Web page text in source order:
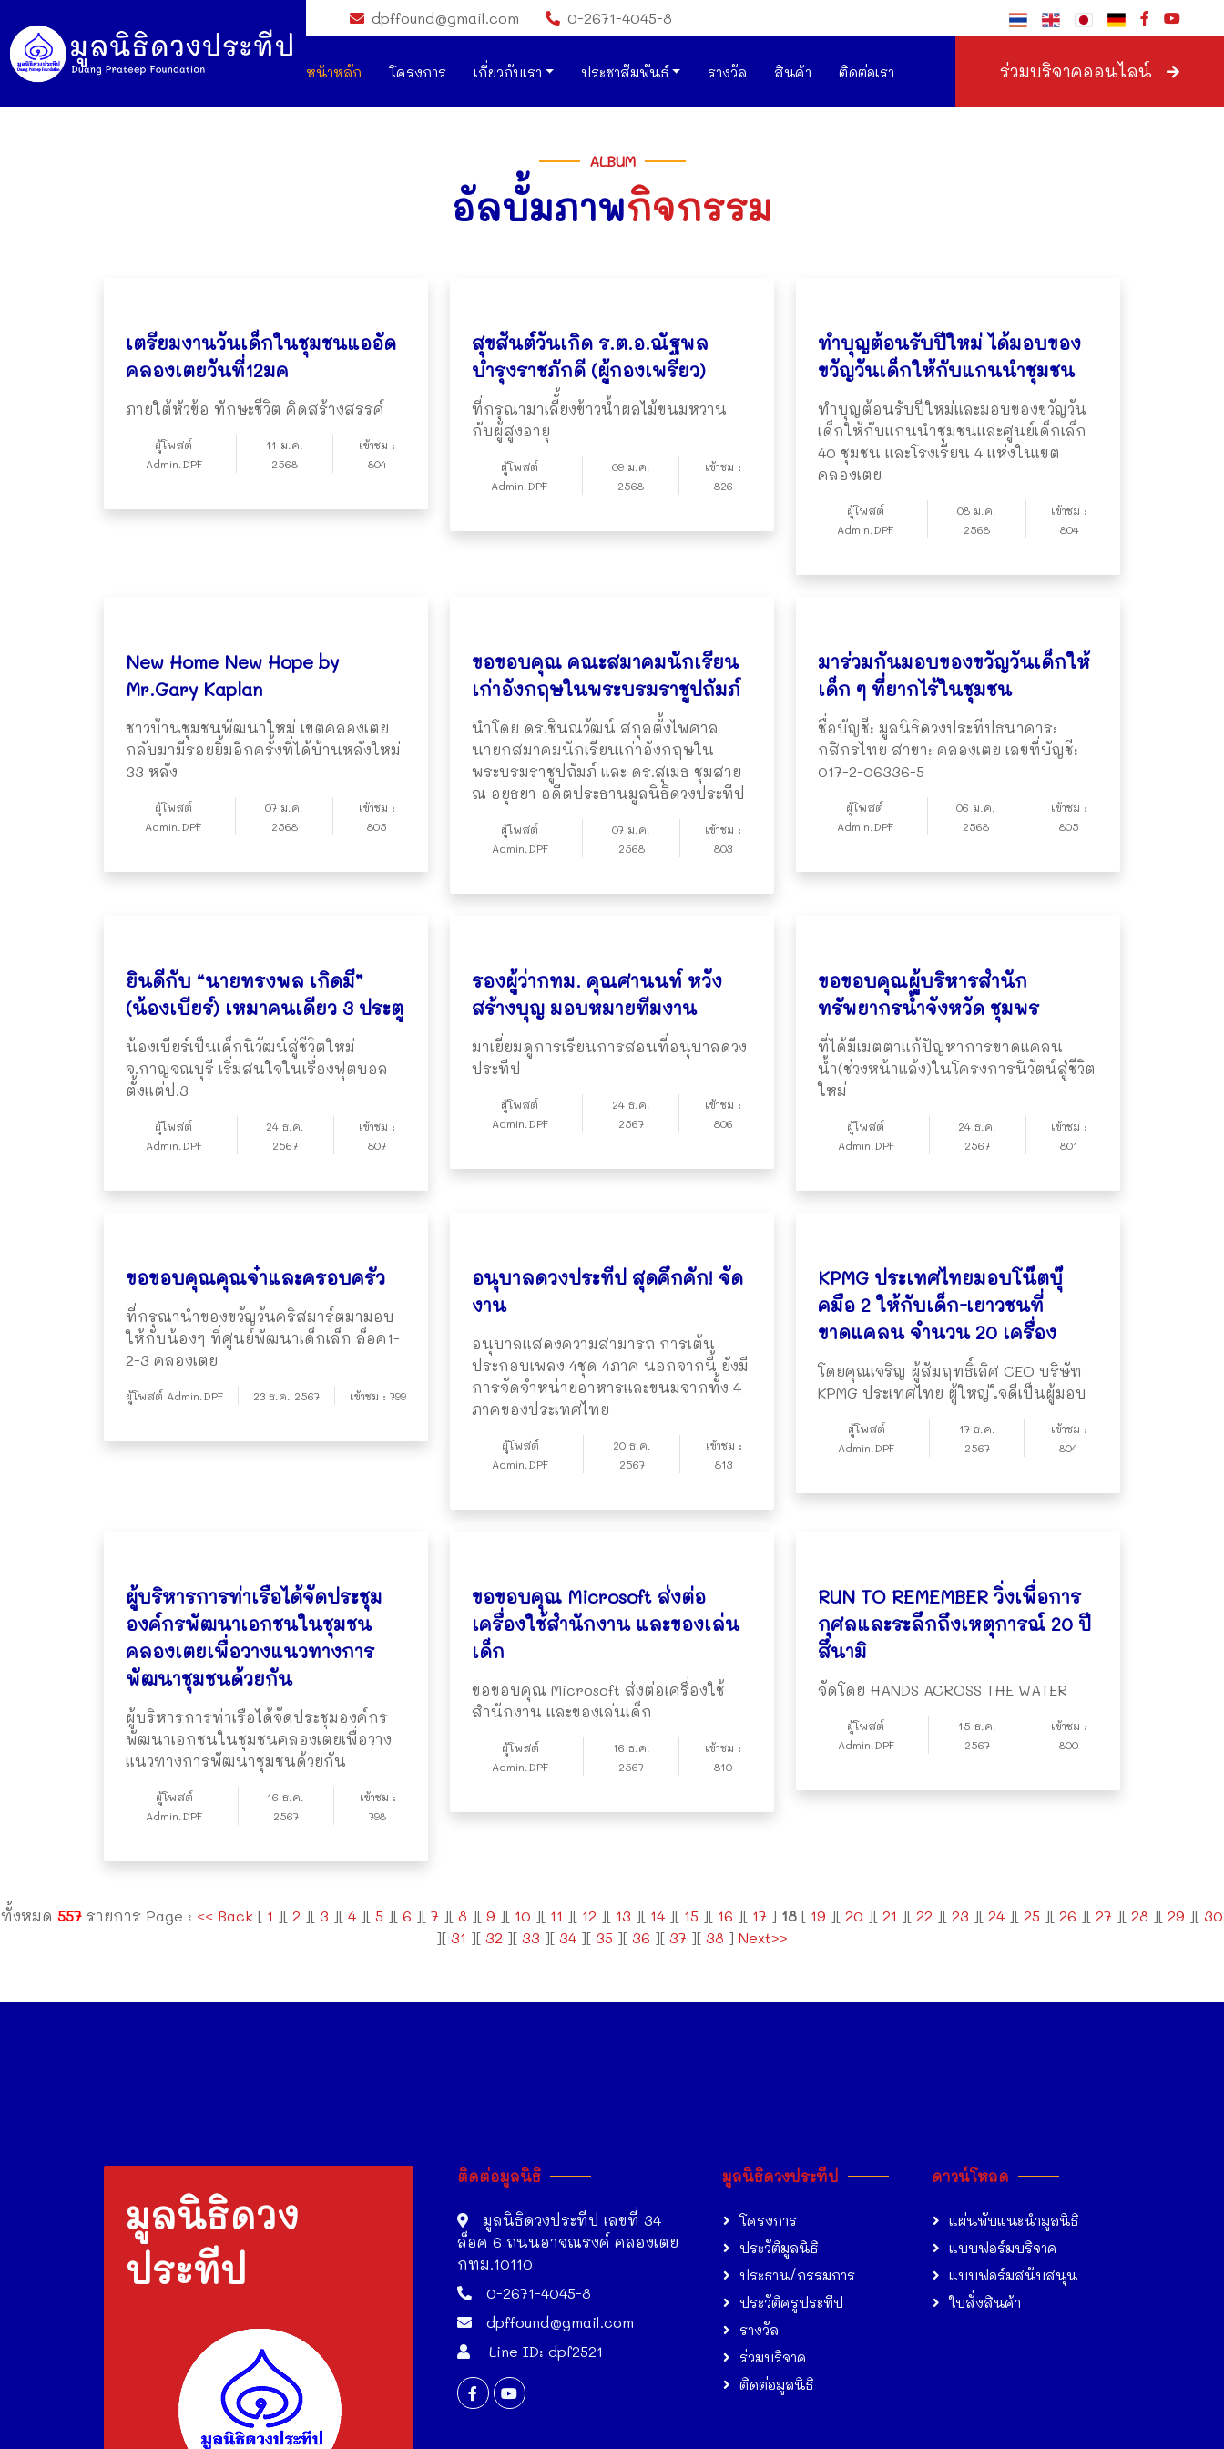
dpffound@gmail.com 0-2671-4045-8
หน้าหลัก โครงการ เกี่ยวกับเรา ประชาสัมพันธ์ รางวัล สินค้า ติดต่อเรา ร่วมบริจาคออนไลน์
ALBUM
อัลบั้มภาพกิจกรรม
เตรียมงานวันเด็กในชุมชนแออัด
คลองเตยวันที่12มค
ภายใต้หัวข้อ ทักษะชีวิต คิดสร้างสรรค์
ผู้โพสต์
Admin.DPF
11 ม.ค.
2568
เข้าชม :
804
สุขสันต์วันเกิด ร.ต.อ.ณัฐพล
บำรุงราชภักดี (ผู้กองเพรียว)
ที่กรุณามาเลีั้ยงข้าวน้ำผลไม้ขนมหวาน
กับผู้สูงอายุ
ผู้โพสต์
Admin.DPF
09 ม.ค.
2568
เข้าชม :
826
ทำบุญต้อนรับปีใหม่ ได้มอบของ
ขวัญวันเด็กให้กับแกนนำชุมชน
ทำบุญต้อนรับปีใหม่และมอบของขวัญวัน
เด็กให้กับแกนนำชุมชนและศูนย์เด็กเล็ก
40 ชุมชน และโรงเรียน 4 แห่งในเขต
คลองเตย
ผู้โพสต์
Admin.DPF
08 ม.ค.
2568
เข้าชม :
804
New Home New Hope by
Mr.Gary Kaplan
ชาวบ้านชุมชนพัฒนาใหม่ เขตคลองเตย
กลับมามีรอยยิ้มอีกครั้งที่ได้บ้านหลังใหม่
33 หลัง
ผู้โพสต์
Admin.DPF
07 ม.ค.
2568
เข้าชม :
805
ขอขอบคุณ คณะสมาคมนักเรียน
เก่าอังกฤษในพระบรมราชูปถัมภ์
นำโดย ดร.ชินณวัฒน์ สกุลตั้งไพศาล
นายกสมาคมนักเรียนเก่าอังกฤษใน
พระบรมราชูปถัมภ์ และ ดร.สุเมธ ชุมสาย
ณ อยุธยา อดีตประธานมูลนิธิดวงประทีป
ผู้โพสต์
Admin.DPF
07 ม.ค.
2568
เข้าชม :
803
มาร่วมกันมอบของขวัญวันเด็กให้
เด็ก ๆ ที่ยากไร้ในชุมชน
ชื่อบัญชี: มูลนิธิดวงประทีปธนาคาร:
กสิกรไทย สาขา: คลองเตย เลขที่บัญชี:
017-2-06336-5
ผู้โพสต์
Admin.DPF
06 ม.ค.
2568
เข้าชม :
805
ยินดีกับ “นายทรงพล เกิดมี”
(น้องเบียร์) เหมาคนเดียว 3 ประตู
น้องเบียร์เป็นเด็กนิวัฒน์สู่ชีวิตใหม่
จ.กาญจณบุรี เริ่มสนใจในเรื่องฟุตบอล
ตั้งแต่ป.3
ผู้โพสต์
Admin.DPF
24 ธ.ค.
2567
เข้าชม :
807
รองผู้ว่ากทม. คุณศานนท์ หวัง
สร้างบุญ มอบหมายทีมงาน
มาเยี่ยมดูการเรียนการสอนที่อนุบาลดวง
ประทีป
ผู้โพสต์
Admin.DPF
24 ธ.ค.
2567
เข้าชม :
806
ขอขอบคุณผู้บริหารสำนัก
ทรัพยากรน้ำจังหวัด ชุมพร
ที่ได้มีเมตตาแก้ปัญหาการขาดแคลน
น้ำ(ช่วงหน้าแล้ง)ในโครงการนิวัตน์สู่ชีวิต
ใหม่
ผู้โพสต์
Admin.DPF
24 ธ.ค.
2567
เข้าชม :
801
ขอขอบคุณคุณจ๋าและครอบครัว
ที่กรุณานำของขวัญวันคริสมาร์ตมามอบ
ให้กับน้องๆ ที่ศูนย์พัฒนาเด็กเล็ก ล็อค1-
2-3 คลองเตย
ผู้โพสต์ Admin.DPF 23 ธ.ค. 2567 เข้าชม : 799
อนุบาลดวงประทีป สุดคึกคัก! จัด
งาน
อนุบาลแสดงความสามารถ การเต้น
ประกอบเพลง 4ชุด 4ภาค นอกจากนี้ ยังมี
การจัดจำหน่ายอาหารและขนมจากทั้ง 4
ภาคของประเทศไทย
ผู้โพสต์
Admin.DPF
20 ธ.ค.
2567
เข้าชม :
813
KPMG ประเทศไทยมอบโน๊ตบุ๊
คมือ 2 ให้กับเด็ก-เยาวชนที่
ขาดแคลน จำนวน 20 เครื่อง
โดยคุณเจริญ ผู้สัมฤทธิ์เลิศ CEO บริษัท
KPMG ประเทศไทย ผู้ใหญ่ใจดีเป็นผู้มอบ
ผู้โพสต์
Admin.DPF
17 ธ.ค.
2567
เข้าชม :
804
ผู้บริหารการท่าเรือได้จัดประชุม
องค์กรพัฒนาเอกชนในชุมชน
คลองเตยเพื่อวางแนวทางการ
พัฒนาชุมชนด้วยกัน
ผู้บริหารการท่าเรือได้จัดประชุมองค์กร
พัฒนาเอกชนในชุมชนคลองเตยเพื่อวาง
แนวทางการพัฒนาชุมชนด้วยกัน
ผู้โพสต์
Admin.DPF
16 ธ.ค.
2567
เข้าชม :
798
ขอขอบคุณ Microsoft ส่งต่อ
เครื่องใช้สำนักงาน และของเล่น
เด็ก
ขอขอบคุณ Microsoft ส่งต่อเครื่องใช้
สำนักงาน และของเล่นเด็ก
ผู้โพสต์
Admin.DPF
16 ธ.ค.
2567
เข้าชม :
810
RUN TO REMEMBER วิ่งเพื่อการ
กุศลและระลึกถึงเหตุการณ์ 20 ปี
สึนามิ
จัดโดย HANDS ACROSS THE WATER
ผู้โพสต์
Admin.DPF
15 ธ.ค.
2567
เข้าชม :
800
ทั้งหมด 557 รายการ Page : << Back [ 1 ][ 2 ][ 3 ][ 4 ][ 5 ][ 6 ][ 7 ][ 8 ][ 9 ][ 10 ][ 11 ][ 12 ][ 13 ][ 14 ][ 15 ][ 16 ][ 17 ] 18 [ 19 ][ 20 ][ 21 ][ 22 ][ 23 ][ 24 ][ 25 ][ 26 ][ 27 ][ 28 ][ 29 ][ 30
][ 31 ][ 32 ][ 33 ][ 34 ][ 35 ][ 36 ][ 37 ][ 38 ] Next>>
มูลนิธิดวง
ประทีป
ติดต่อมูลนิธิ
มูลนิธิดวงประทีป เลขที่ 34
ล็อค 6 ถนนอาจณรงค์ คลองเตย
กทม.10110
0-2671-4045-8
dpffound@gmail.com
Line ID: dpf2521
มูลนิธิดวงประทีป
โครงการ
ประวัติมูลนิธิ
ประธาน/กรรมการ
ประวัติครูประทีป
รางวัล
ร่วมบริจาค
ติดต่อมูลนิธิ
ดาวน์โหลด
แผ่นพับแนะนำมูลนิธิ
แบบฟอร์มบริจาค
แบบฟอร์มสนับสนุน
ใบสั่งสินค้า